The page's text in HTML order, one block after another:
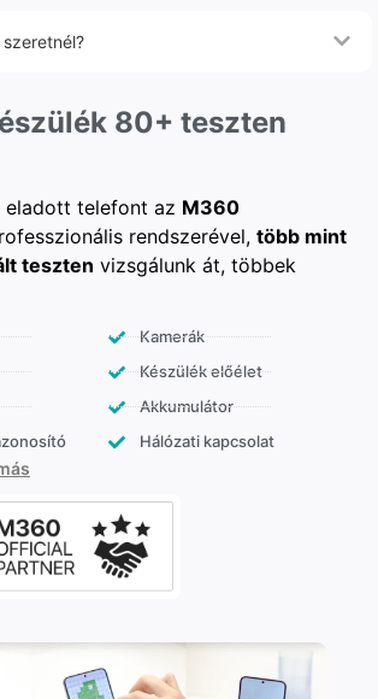
80+ teszten
eladott telefont az M360
rendszerével, több mint
teszten vizsgálunk át, többek
Kamerák
Készülék előélet
Akkumulátor
Hálózati kapcsolat